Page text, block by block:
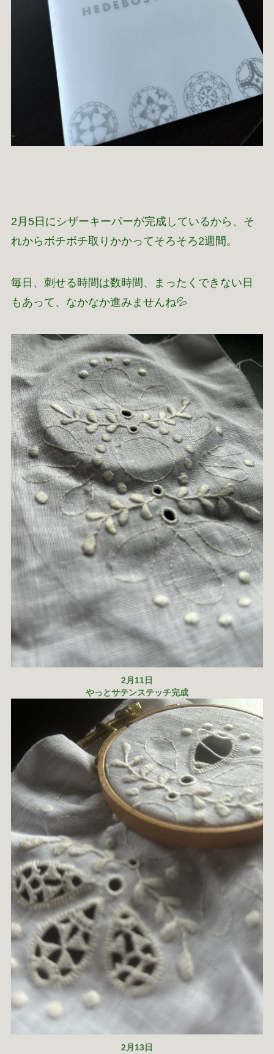
2月5日にシザーキーパーが完成しているから、そ
れからボチボチ取りかかってそろそろ2週間。
毎日、刺せる時間は数時間、まったくできない日
もあって、なかなか進みませんね💦
2月11日
やっとサテンステッチ完成
2月13日